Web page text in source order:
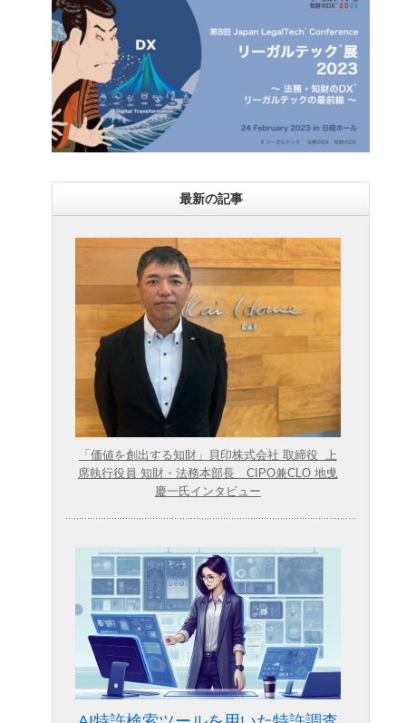
最新の記事
「価値を創出する知財」貝印株式会社 取締役 上
席執行役員 知財・法務本部長 CIPO兼CLO 地曵
慶一氏インタビュー